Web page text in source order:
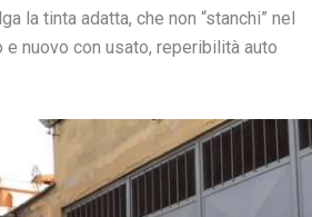
la tinta adatta, che non “stanchi” nel
nuovo con usato, reperibilità auto